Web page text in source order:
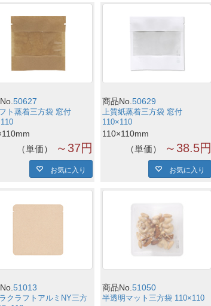
50627
ト蒸着三方袋 窓付
単価 ～37円
お気に入り
商品No. 50629
上質紙蒸着三方袋 窓付
110×110
110×110mm
単価 ～38.5円
お気に入り
51013
クラフトアルミNY三方
商品No. 51050
半透明マット三方袋 110×110